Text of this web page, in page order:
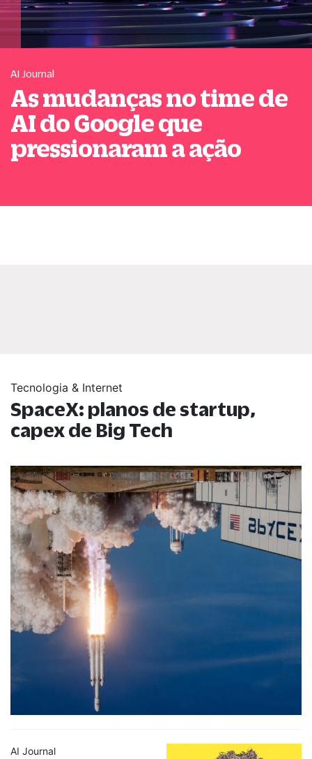
AI Journal
As mudanças no time de
AI do Google que
pressionaram a ação
Tecnologia & Internet
SpaceX: planos de startup,
capex de Big Tech
AI Journal